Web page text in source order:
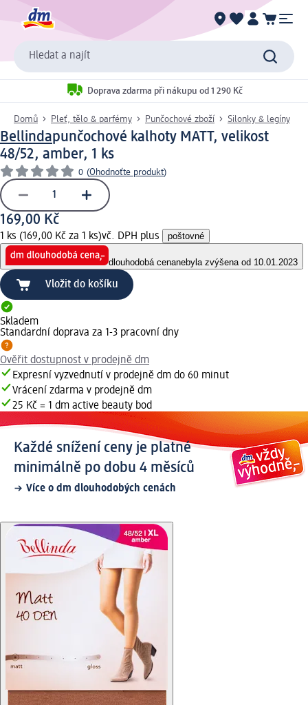
Hledat a najít
Doprava zdarma při nákupu od 1 290 Kč
Domů Pleť, tělo & parfémy Punčochové zboží Silonky & legíny
Bellindapunčochové kalhoty MATT, velikost
48/52, amber, 1 ks
0 (Ohodnoťte produkt)
169,00 Kč
1 ks (169,00 Kč za 1 ks)vč. DPH plus poštovné
dlouhodobá cenanebyla zvýšena od 10.01.2023
Vložit do košíku
Skladem
Standardní doprava za 1-3 pracovní dny
Ověřit dostupnost v prodejně dm
Expresní vyzvednutí v prodejně dm do 60 minut
Vrácení zdarma v prodejně dm
25 Kč = 1 dm active beauty bod
Každé snížení ceny je platné
minimálně po dobu 4 měsíců
Více o dm dlouhodobých cenách